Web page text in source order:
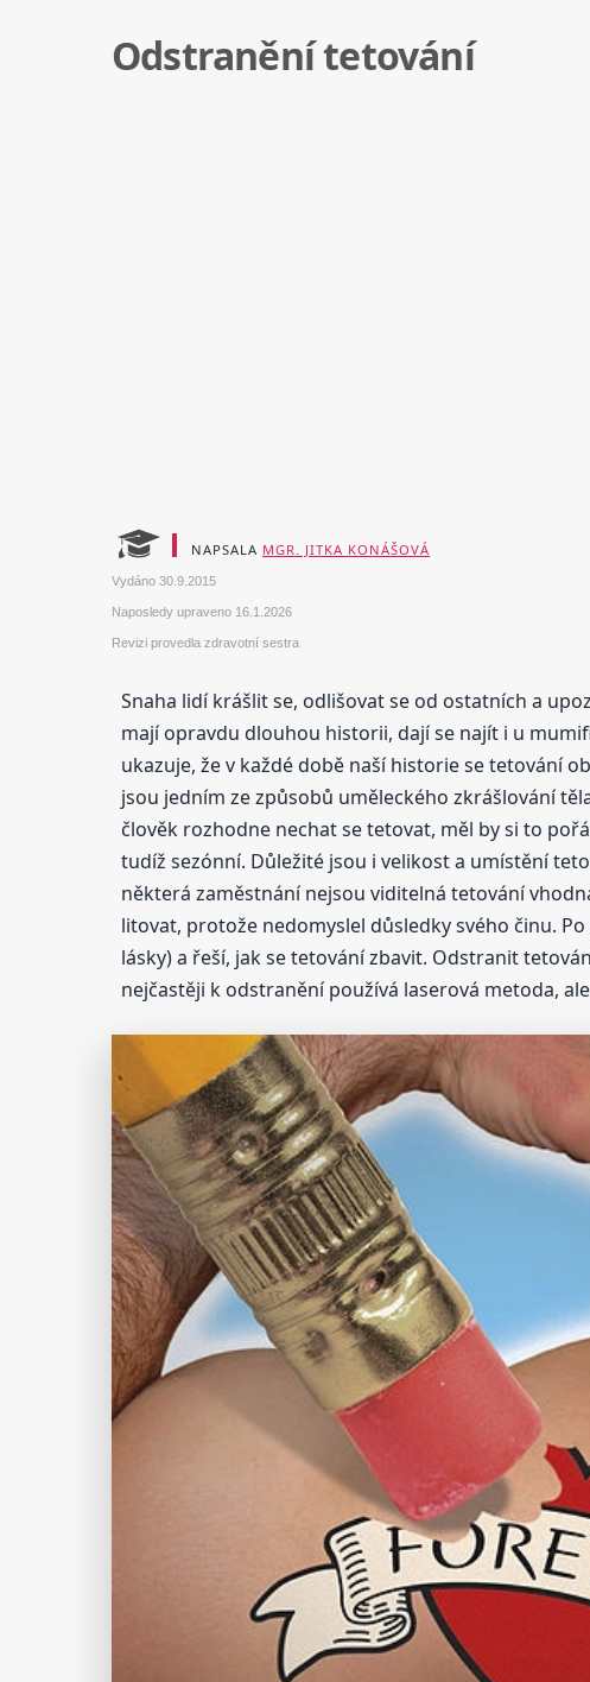
Odstranění tetování
NAPSALA MGR. JITKA KONÁŠOVÁ
Vydáno30.9.2015
Naposledy upraveno 16.1.2026
Revizi provedla zdravotní sestra
Snaha lidí krášlit se, odlišovat se od ostatních a
mají opravdu dlouhou historii, dají se najít i u
ukazuje, že v každé době naší historie se tetování
jsou jedním ze způsobů uměleckého zkrášlování
člověk rozhodne nechat se tetovat, měl by si to
tudíž sezónní. Důležité jsou i velikost a umístění
některá zaměstnání nejsou viditelná tetování
litovat, protože nedomyslel důsledky svého činu.
lásky) a řeší, jak se tetování zbavit. Odstranit
nejčastěji k odstranění používá laserová metoda,